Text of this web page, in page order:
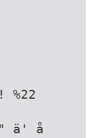
! %22
å